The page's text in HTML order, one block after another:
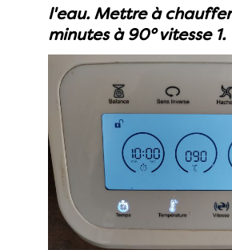
l'eau. Mettre à
minutes à 90° vitesse 1.